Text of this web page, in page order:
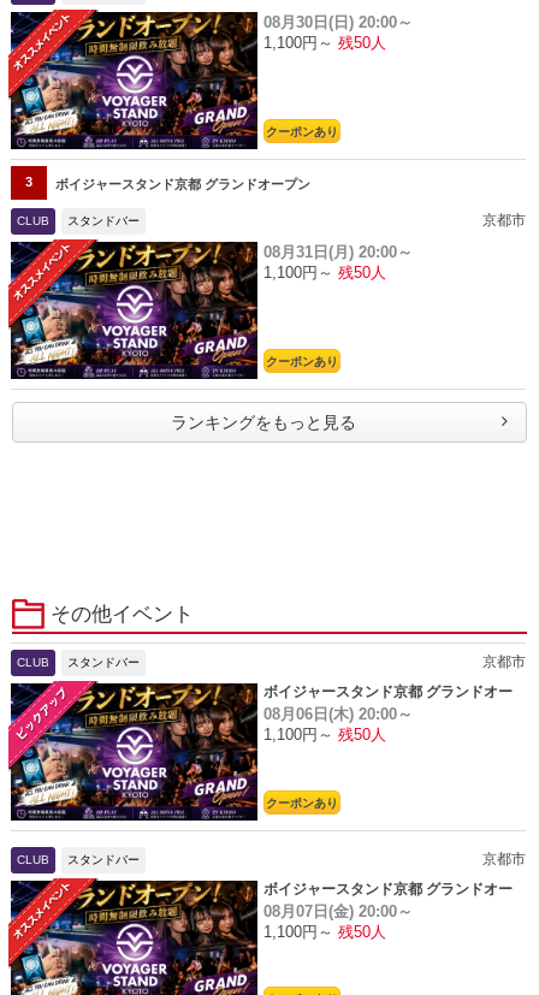
08月30日(日) 20:00～
1,100円～ 残50人
クーポンあり
3 ボイジャースタンド京都 グランドオープン
CLUB スタンドバー 京都市
08月31日(月) 20:00～
1,100円～ 残50人
クーポンあり
ランキングをもっと見る
その他イベント
CLUB スタンドバー
京都市
ボイジャースタンド京都 グランドオー
プン
08月06日(木) 20:00～
1,100円～ 残50人
クーポンあり
CLUB スタンドバー
京都市
ボイジャースタンド京都 グランドオー
プン
08月07日(金) 20:00～
1,100円～ 残50人